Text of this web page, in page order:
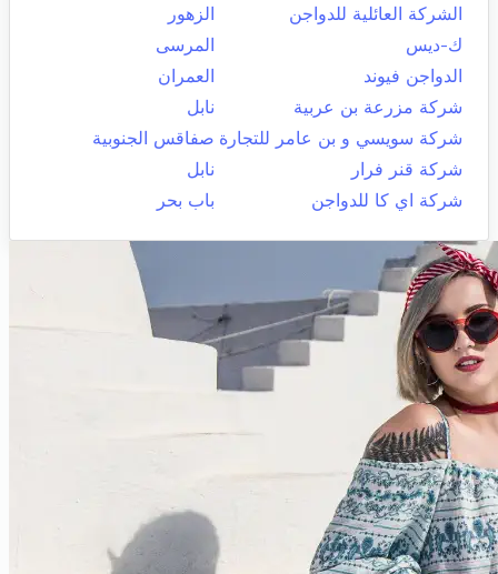
الشركة العائلية للدواجن
الزهور
ك-ديس
المرسى
الدواجن فيوند
العمران
شركة مزرعة بن عربية
نابل
شركة سويسي و بن عامر للتجارة صفاقس الجنوبية
شركة قنر فرار
نابل
شركة اي كا للدواجن
باب بحر